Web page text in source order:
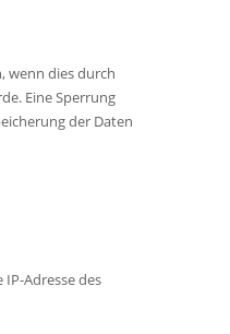
wenn dies durch
Eine Sperrung
der Daten
Adresse des